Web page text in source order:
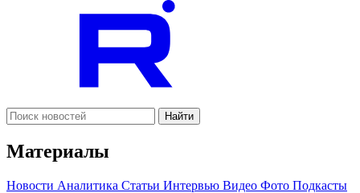
Найти
Материалы
Новости Аналитика Статьи Интервью Видео Фото Подкасты